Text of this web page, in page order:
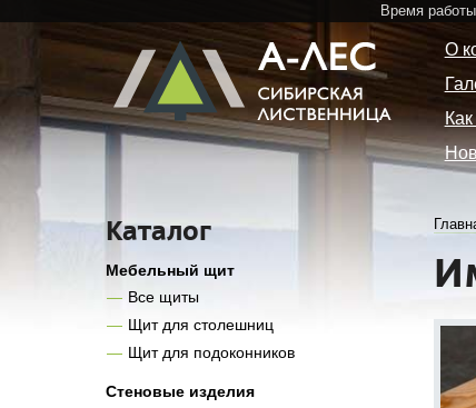
Время
О
Каталог
Мебельный щит
Все щиты
Щит для столешниц
Щит для подоконников
Стеновые изделия